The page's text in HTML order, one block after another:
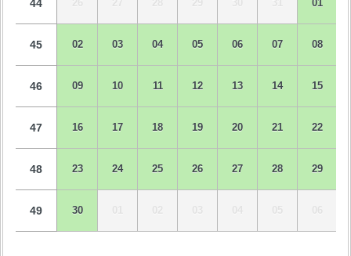
44 26 27 28 29 30 31 01
45 02 03 04 05 06 07 08
46 09 10 11 12 13 14 15
47 16 17 18 19 20 21 22
48 23 24 25 26 27 28 29
49 30 02 03 05 06